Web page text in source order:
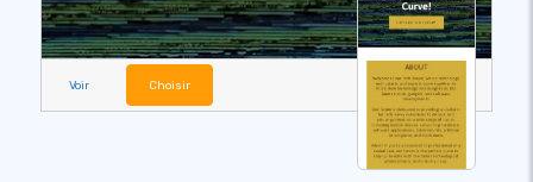
Voir Choisir